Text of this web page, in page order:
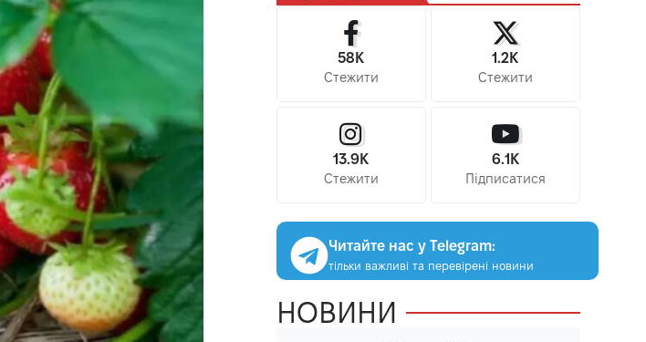
58K
Стежити
1.2K
Стежити
13.9K
Стежити
6.1K
Підписатися
Читайте нас у Telegram:
тільки важливі та перевірені новини
НОВИНИ